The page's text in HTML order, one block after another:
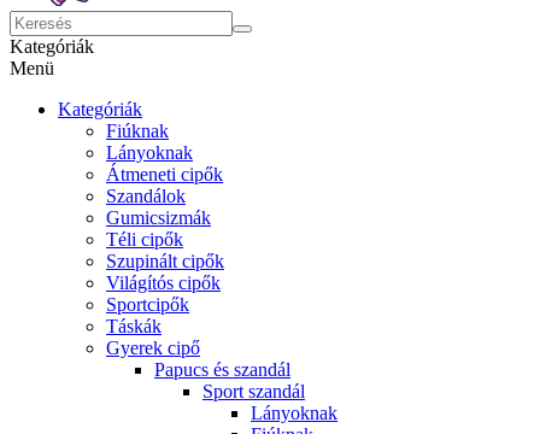
Kategóriák
Menü
Kategóriák
Fiúknak
Lányoknak
Átmeneti cipők
Szandálok
Gumicsizmák
Téli cipők
Szupinált cipők
Világítós cipők
Sportcipők
Táskák
Gyerek cipő
Papucs és szandál
Sport szandál
Lányoknak